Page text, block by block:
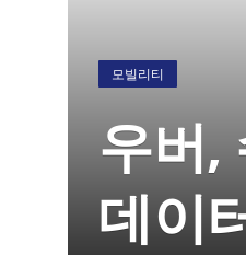
모빌리티
우버,
데이